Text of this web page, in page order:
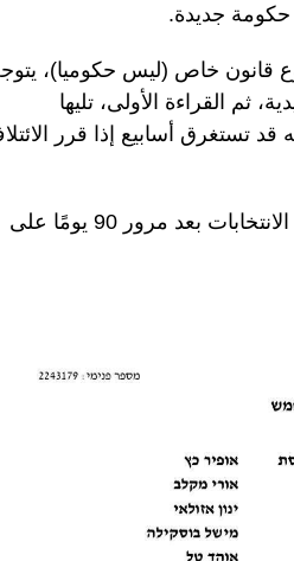
حكومة جديدة.
قانون خاص (ليس حكوميا)،
ثم القراءة الأولى، تليها
قد تستغرق أسابيع إذا قرر
وبحسب مشروع القانون، من المفترض أن تُجرى الانتخابات بعد مرور 90 يومًا على